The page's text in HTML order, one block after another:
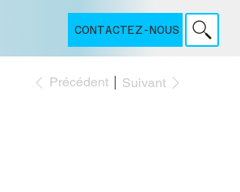
CONTACTEZ-NOUS
Précédent Suivant